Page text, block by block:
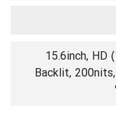
15.6inch, HD
Backlit,